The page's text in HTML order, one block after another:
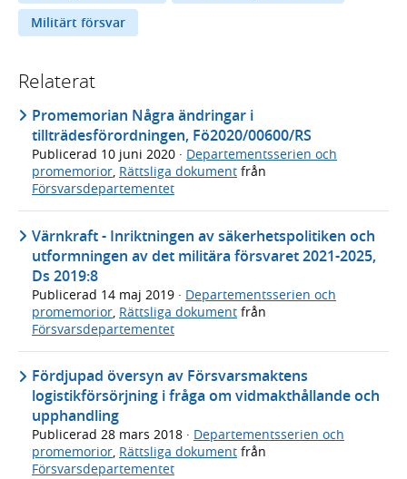
Militärt försvar
Relaterat
Promemorian Några ändringar i
tillträdesförordningen, Fö2020/00600/RS
Publicerad 10 juni 2020 · Departementsserien och
promemorior, Rättsliga dokument från
Försvarsdepartementet
Värnkraft - Inriktningen av säkerhetspolitiken och
utformningen av det militära försvaret 2021-2025,
Ds 2019:8
Publicerad 14 maj 2019 · Departementsserien och
promemorior Rättsliga dokument från
Försvarsdepartementet
Fördjupad översyn av Försvarsmaktens
logistikförsörjning i fråga om vidmakthållande och
upphandling
Publicerad 28 mars 2018 · Departementsserien och
promemorior, Rättsliga dokument från
Försvarsdepartementet